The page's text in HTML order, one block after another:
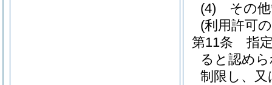
(4)
その
(利用許可
第11条
指
ると認め
制限し、